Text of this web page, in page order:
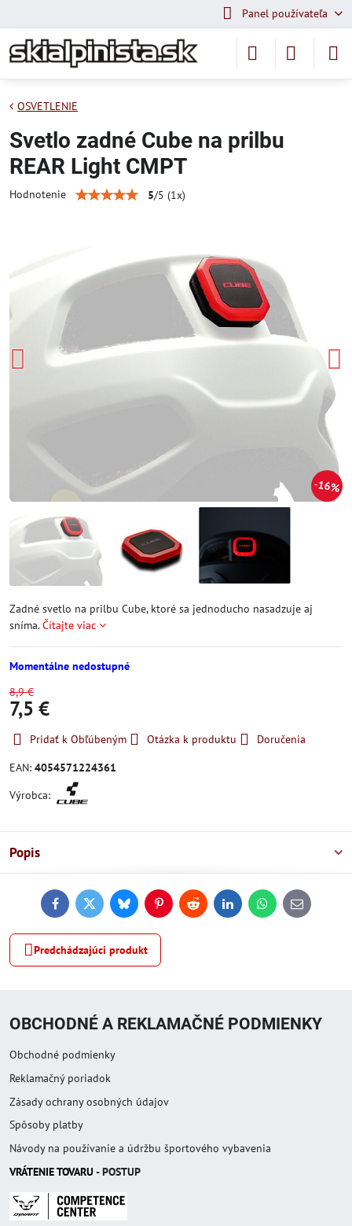
Panel používateľa
16%
OSVETLENIE
Svetlo zadné Cube na prilbu
REAR Light CMPT
Hodnotenie 5/5 (1x)
Zadné svetlo na prilbu Cube, ktoré sa jednoducho nasadzuje aj
sníma.Čítajte viac
Momentálne nedostupné
8,9 €
7,5 €
Pridať k Obľúbeným Otázka k produktu
Doručenia
EAN: 4054571224361
Výrobca:
Popis
FacebookTwitterBlueskyPinterestReddit LinkedInWhatsApp
E-
mail
Predchádzajúci produkt
OBCHODNÉ A REKLAMAČNÉ PODMIENKY
Obchodné podmienky
Reklamačný poriadok
Zásady ochrany osobných údajov
Spôsoby platby
Návody na používanie a údržbu športového vybavenia
VRÁTENIE TOVARU - POSTUP